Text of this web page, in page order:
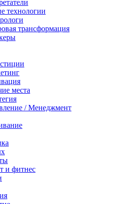
технологии
трансформация
места
/ Менеджмент
и фитнес